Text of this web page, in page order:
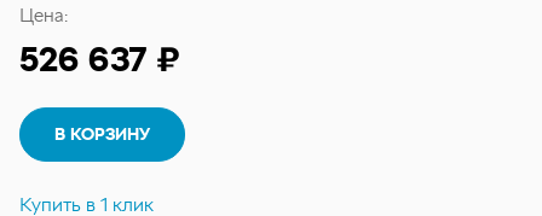
Цена:
526 637 ₽
В КОРЗИНУ
Купить в 1 клик